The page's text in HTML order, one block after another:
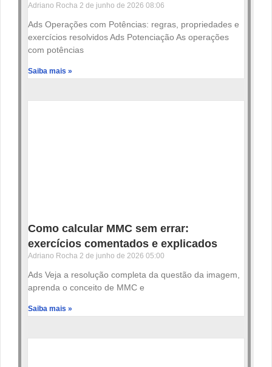
Adriano Rocha 2 de junho de 2026 08:06
Ads Operações com Potências: regras, propriedades e
exercícios resolvidos Ads Potenciação As operações
com potências
Saiba mais »
Como calcular MMC sem errar:
exercícios comentados e explicados
Adriano Rocha 2 de junho de 2026 05:00
Ads Veja a resolução completa da questão da imagem,
aprenda o conceito de MMC e
Saiba mais »